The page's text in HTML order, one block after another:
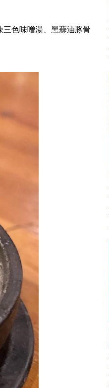
色味噌湯、黑蒜油豚骨